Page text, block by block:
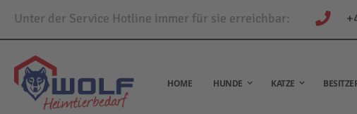
Unter der Service Hotline immer für sie erreichbar:
Direkt
zum
Inhalt
HOME HUNDE KATZE